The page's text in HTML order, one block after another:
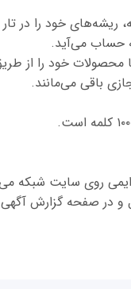
قریب به ۲۰ سال سابقه،
حساب می‌آید.
خود را از
باقی می‌مانند.
روی سایت شبکه
و در صفحه گزارش